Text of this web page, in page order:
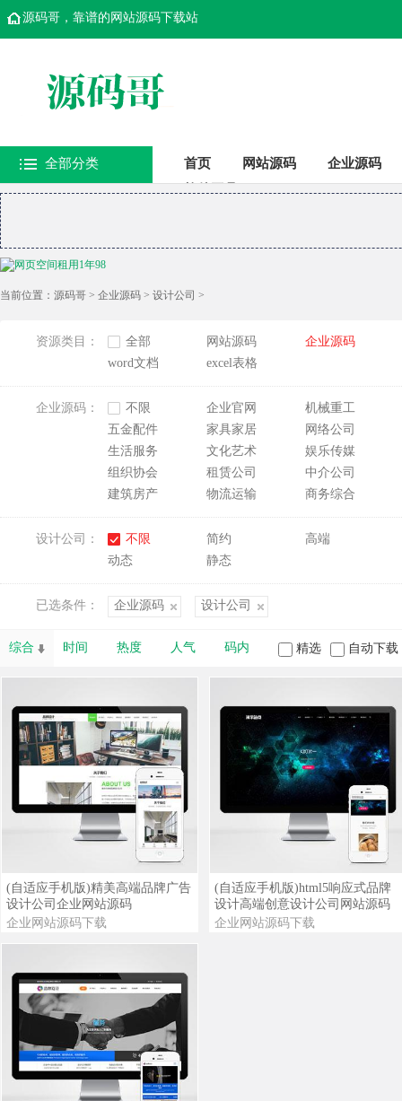
源码哥，靠谱的网站源码下载站
全部分类 首页 网站源码
企业源码
当前位置： 源码哥 > 企业源码 > 设计公司 >
资源类目： 全部 网站源码
企业源码
word文档
excel表格
企业源码： 不限 企业官网
机械重工
五金配件
家具家居
网络公司
生活服务
文化艺术
娱乐传媒
组织协会
租赁公司
中介公司
建筑房产
物流运输 商务综合
设计公司： 不限 简约
高端
动态
静态
已选条件： 企业源码 设计公司
综合 时间 热度 人气 码内 精选 自动下载
查看详情 查看演示
(自适应手机版)精美高端品牌广告
设计公司企业网站源码
企业网站源码下载
查看详情 查看演示
(自适应手机版)html5响应式品牌
设计高端创意设计公司网站源码
企业网站源码下载